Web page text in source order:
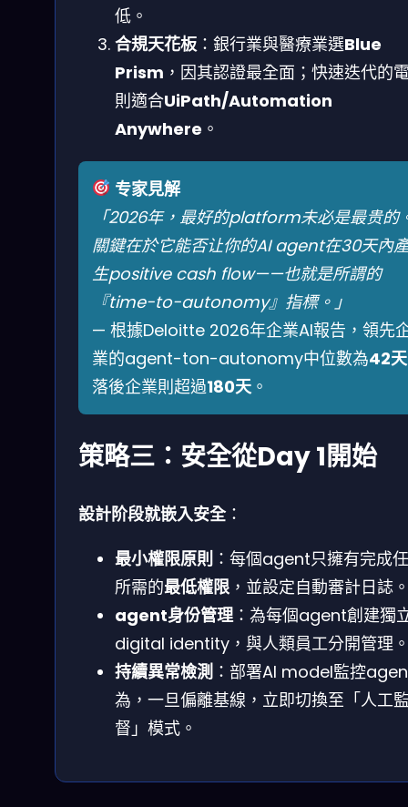
低。
合規天花板 ：銀行業與醫療業選Blue
Prism ，因其認證最全面；快速迭代的
則適合UiPath/Automation
Anywhere 。
专家見解
「2026年，最好的platform未必是最贵的
關鍵在於它能否让你的AI agent在30天內
生positive cash flow——也就是所謂的
『time-to-autonomy』指標。」
— 根據Deloitte 2026年企業AI報告，領先
業的agent-ton-autonomy中位數為42天
落後企業則超過180天 。
策略三：安全從Day 1開始
設計阶段就嵌入安全：
最小權限原則 ：每個agent只擁有完成
所需的最低權限 ，並設定自動審計日誌
agent身份管理：為每個agent創建獨
digital identity，與人類員工分開管理
持續異常檢測 ：部署AI model監控
為，一旦偏離基線，立即切換至「人工
督」模式。